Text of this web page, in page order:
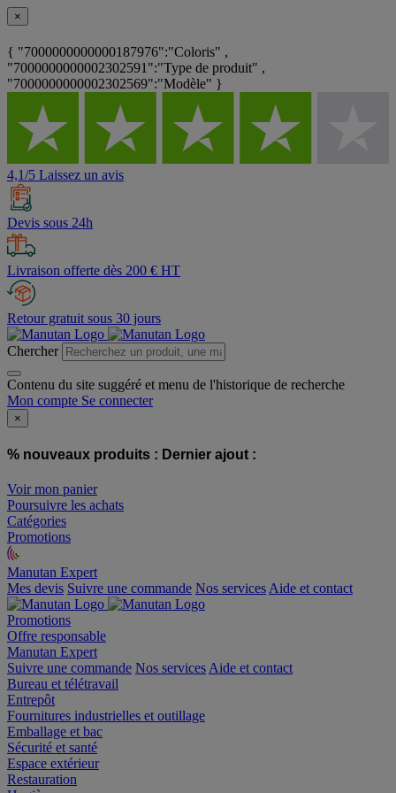
×
{ "7000000000000187976":"Coloris" ,
"7000000000002302591":"Type de produit" ,
"7000000000002302569":"Modèle" }
4,1/5 Laissez un avis
Devis sous 24h
Livraison offerte dès 200 € HT
Retour gratuit sous 30 jours
Chercher
Contenu du site suggéré et menu de l'historique de recherche
Mon compte Se connecter
×
% nouveaux produits : Dernier ajout :
Voir mon panier
Poursuivre les achats
Catégories
Promotions
Manutan Expert
offre reconditionnée
Mes devis Suivre une commande Nos services
Promotions
Offre responsable
Manutan Expert
Suivre une commande
Bureau et télétravail
Entrepôt
Fournitures industrielles et outillage
Emballage et bac
Sécurité et santé
Espace extérieur